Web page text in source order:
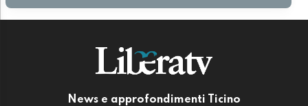
News e approfondimenti Ticino